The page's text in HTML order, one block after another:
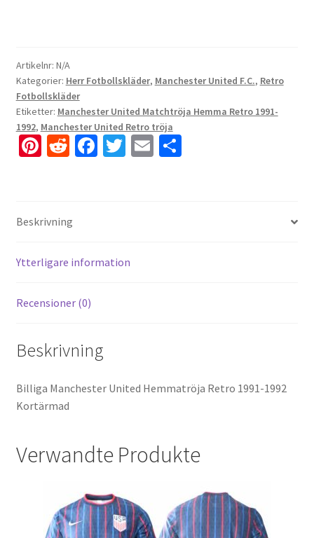
Artikelnr: N/A
Kategorier: Herr Fotbollskläder, Manchester United F.C., Retro
Fotbollskläder
Etiketter: Manchester United Matchtröja Hemma Retro 1991-
1992, Manchester United Retro tröja
Pi
es
R
di
t
Fa
k
T E D
Beskrivning
Ytterligare information
Recensioner (0)
Beskrivning
Billiga Manchester United Hemmatröja Retro 1991-1992
Kortärmad
Verwandte Produkte